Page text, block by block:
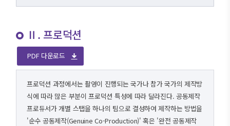
Ⅱ. 프로덕션
PDF 다운로드
프로덕션 과정에서는 촬영이 진행되는 국가나 참가 국가의 제작방
식에 따라 많은 부분이 프로덕션 특성에 따라 달라진다. 공동제작
프로듀서가 개별 스탭을 하나의 팀으로 결성하여 제작하는 방법을
'순수 공동제작(Genuine Co-Production)' 혹은 '완전 공동제작